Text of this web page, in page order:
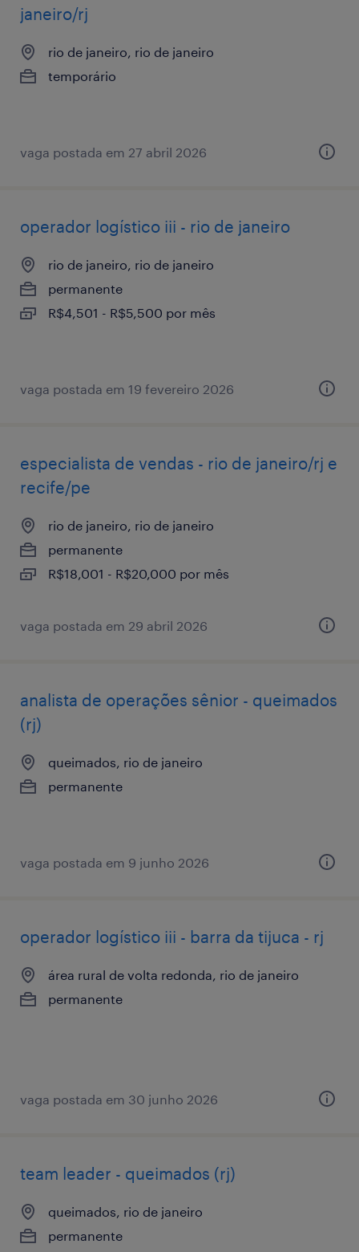
janeiro/rj
rio de janeiro, rio de janeiro
temporário
vaga postada em 27 abril 2026
operador logístico iii - rio de janeiro
rio de janeiro, rio de janeiro
permanente
R$4,501 - R$5,500 por mês
vaga postada em 19 fevereiro 2026
especialista de vendas - rio de janeiro/rj e
recife/pe
rio de janeiro, rio de janeiro
permanente
R$18,001 - R$20,000 por mês
vaga postada em 29 abril 2026
analista de operações sênior - queimados
(rj)
queimados, rio de janeiro
permanente
vaga postada em 9 junho 2026
operador logístico iii - barra da tijuca - rj
área rural de volta redonda, rio de janeiro
permanente
vaga postada em 30 junho 2026
team leader - queimados (rj)
queimados, rio de janeiro
permanente